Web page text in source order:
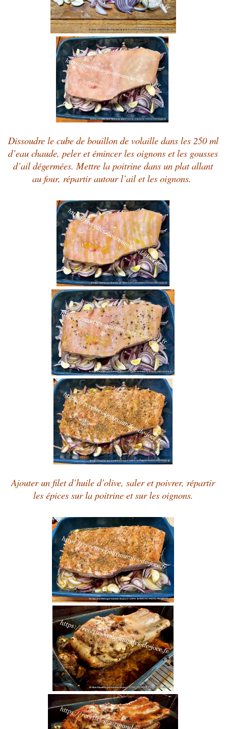
Dissoudre le cube de bouillon de volaille dans les 250 ml
d’eau chaude, peler et émincer les oignons et les gousses
d’ail dégermées. Mettre la poitrine dans un plat allant
au four, répartir autour l’ail et les oignons.
Ajouter un filet d’huile d’olive, saler et poivrer, répartir
les épices sur la poitrine et sur les oignons.